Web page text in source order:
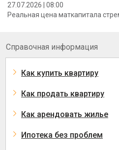
27.07.2026 | 08:00
Реальная цена маткапитала
Справочная информация
Как купить квартиру
Как продать квартиру
Как арендовать жилье
Ипотека без проблем